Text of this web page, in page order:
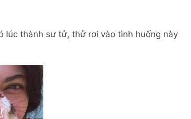
lúc thành sư tử, thử rơi vào tình huống này